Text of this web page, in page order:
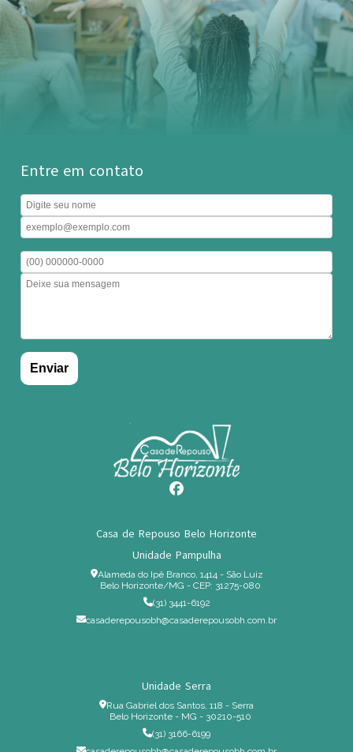
Entre em contato
Casa de Repouso Belo Horizonte
Unidade Pampulha
Alameda do Ipê Branco, 1414 - São Luiz
Belo Horizonte/MG - CEP: 31275-080
(31) 3441-6192
casaderepousobh@casaderepousobh.com.br
Unidade Serra
Rua Gabriel dos Santos, 118 - Serra
Belo Horizonte - MG - 30210-510
(31) 3166-6199